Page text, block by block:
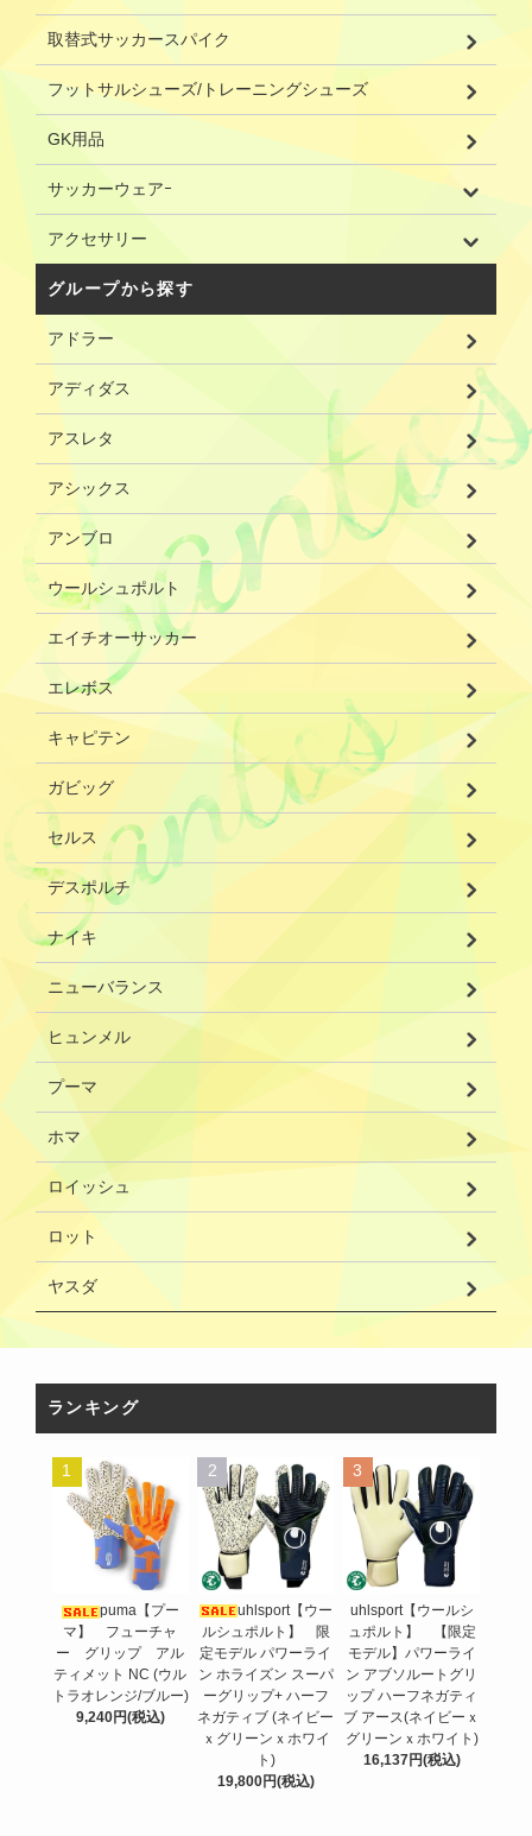
取替式サッカースパイク
フットサルシューズ/トレーニングシューズ
GK用品
サッカーウェアｰ
アクセサリー
グループから探す
アドラー
アディダス
アスレタ
アシックス
アンブロ
ウールシュポルト
エイチオーサッカー
エレボス
キャピテン
ガビッグ
セルス
デスポルチ
ナイキ
ニューバランス
ヒュンメル
プーマ
ホマ
ロイッシュ
ロット
ヤスダ
ランキング
1
puma【プー
マ】 フューチャ
ー グリップ アル
ティメット NC (ウル
トラオレンジ/ブルー)
9,240円(税込)
2
uhlsport【ウー
ルシュポルト】 限
定モデル パワーライ
ン ホライズン スーパ
ーグリップ+ ハーフ
ネガティブ (ネイビー
ｘグリーンｘホワイ
ト)
19,800円(税込)
3
uhlsport【ウールシ
ュポルト】 【限定
モデル】パワーライ
ン アブソルートグリ
ップ ハーフネガティ
ブ アース(ネイビーｘ
グリーンｘホワイト)
16,137円(税込)